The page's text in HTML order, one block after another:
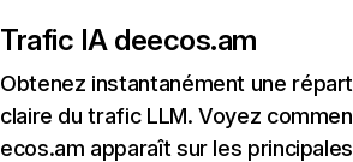
Trafic IA deecos.am
Obtenez instantanément une
claire du trafic LLM. Voyez
ecos.am apparaît sur les principales